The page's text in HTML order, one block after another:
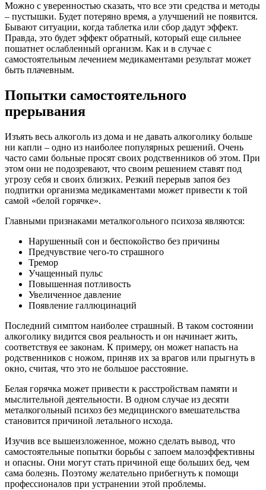
Можно с уверенностью сказать, что все эти средства и методы
– пустышки. Будет потеряно время, а улучшений не появится.
Бывают ситуации, когда таблетка или сбор дадут эффект.
Правда, это будет эффект обратный, который еще сильнее
пошатнет ослабленный организм. Как и в случае с
самостоятельным лечением медикаментами результат может
быть плачевным.
Попытки самостоятельного
прерывания
Изъять весь алкоголь из дома и не давать алкоголику больше
ни капли – одно из наиболее популярных решений. Очень
часто сами больные просят своих родственников об этом. При
этом они не подозревают, что своим решением ставят под
угрозу себя и своих близких. Резкий перерыв запоя без
подпитки организма медикаментами может привести к той
самой «белой горячке».
Главными признаками металкогольного психоза являются:
Нарушенный сон и беспокойство без причины
Предчувствие чего-то страшного
Тремор
Учащенный пульс
Повышенная потливость
Увеличенное давление
Появление галлюцинаций
Последний симптом наиболее страшный. В таком состоянии
алкоголику видится своя реальность и он начинает жить,
соответствуя ее законам. К примеру, он может напасть на
родственников с ножом, приняв их за врагов или прыгнуть в
окно, считая, что это не большое расстояние.
Белая горячка может привести к расстройствам памяти и
мыслительной деятельности. В одном случае из десяти
металкогольный психоз без медицинского вмешательства
становится причиной летального исхода.
Изучив все вышеизложенное, можно сделать вывод, что
самостоятельные попытки борьбы с запоем малоэффективны
и опасны. Они могут стать причиной еще больших бед, чем
сама болезнь. Поэтому желательно прибегнуть к помощи
профессионалов при устранении этой проблемы.